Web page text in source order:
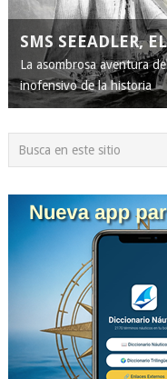
SMS SEEADLER,
La asombrosa aventura
inofensivo de la historia